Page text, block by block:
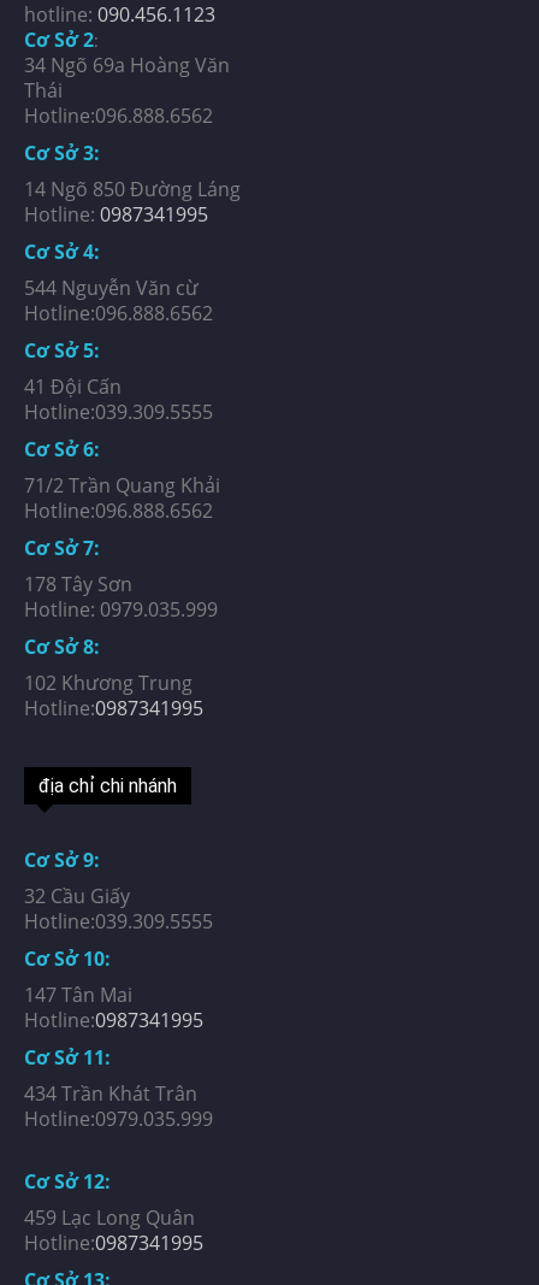
hotline: 090.456.1123
Cơ Sở 2:
34 Ngõ 69a Hoàng Văn
Thái
Hotline:096.888.6562
Cơ Sở 3:
14 Ngõ 850 Đường Láng
Hotline: 0987341995
Cơ Sở 4:
544 Nguyễn Văn cừ
Hotline:096.888.6562
Cơ Sở 5:
41 Đội Cấn
Hotline:039.309.5555
Cơ Sở 6:
71/2 Trần Quang Khải
Hotline:096.888.6562
Cơ Sở 7:
178 Tây Sơn
Hotline: 0979.035.999
Cơ Sở 8:
102 Khương Trung
Hotline:0987341995
địa chỉ chi nhánh
Cơ Sở 9:
32 Cầu Giấy
Hotline:039.309.5555
Cơ Sở 10:
147 Tân Mai
Hotline:0987341995
Cơ Sở 11:
434 Trần Khát Trân
Hotline:0979.035.999
Cơ Sở 12:
459 Lạc Long Quân
Hotline:0987341995